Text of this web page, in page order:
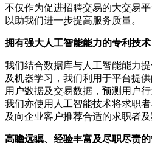
不仅作为促进招聘交易的大交易
以助我们进一步提高服务质量。
拥有强大人工智能能力的专利技术
我们结合数据库与人工智能能力
及机器学习，我们利用于平台提
用户数据及交易数据，预测用户
我们亦使用人工智能技术将求职
及向企业客户推荐合适的求职者及
高瞻远瞩、经验丰富及尽职尽责